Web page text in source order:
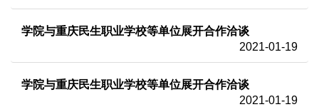
学院与重庆民生职业学校等单位展开合作洽谈
2021-01-19
学院与重庆民生职业学校等单位展开合作洽谈
2021-01-19